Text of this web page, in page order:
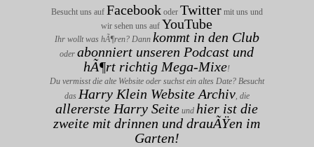
Besucht uns auf Facebookoder Twittermit uns und
wir sehen uns auf YouTube
Ihr wollt was hÃ¶ren? Dann kommt in den Club
oderabonniert unseren Podcast und
hÃ¶rt richtig Mega-Mixe!
Du vermisst die alte Website oder suchst ein altes Date? Besucht
das Harry Klein Website Archiv, die
allererste Harry Seite und hier ist die
zweite mit drinnen und drauÃŸen im
Garten!